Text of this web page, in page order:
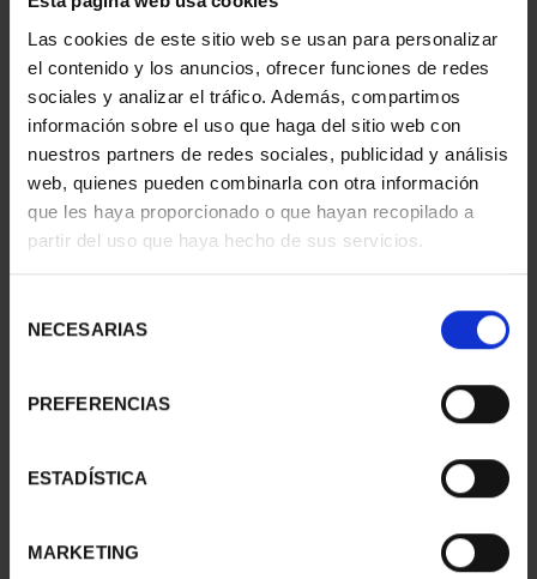
Las cookies de este sitio web se usan para personalizar
el contenido y los anuncios, ofrecer funciones de redes
sociales y analizar el tráfico. Además, compartimos
información sobre el uso que haga del sitio web con
nuestros partners de redes sociales, publicidad y análisis
web, quienes pueden combinarla con otra información
que les haya proporcionado o que hayan recopilado a
partir del uso que haya hecho de sus servicios.
NECESARIAS
PREFERENCIAS
ESTADÍSTICA
MARKETING
CASTLES OF THE
WORLD - FULL
COLLECTION
CASTLES OF THE
WORLD - 3RD
SHIPMENT